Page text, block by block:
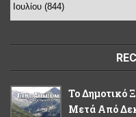
Το Δημοτικό
Μετά Από